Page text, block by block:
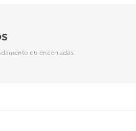
ou encerradas